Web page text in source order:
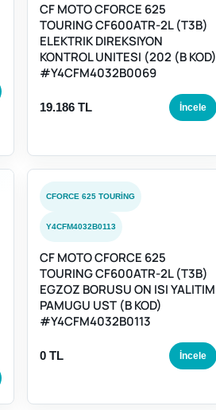
CF MOTO CFORCE 625
TOURING CF600ATR-2L (T3B)
ELEKTRIK DIREKSIYON
KONTROL UNITESI (202 (B KOD)
#Y4CFM4032B0069
19.186 TL İncele
CFORCE 625 TOURING
Y4CFM4032B0113
CF MOTO CFORCE 625
TOURING CF600ATR-2L (T3B)
EGZOZ BORUSU ON ISI YALITIM
PAMUGU UST (B KOD)
#Y4CFM4032B0113
0 TL İncele